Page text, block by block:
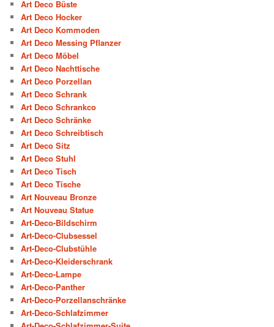
Art Deco Büste
Art Deco Hocker
Art Deco Kommoden
Art Deco Messing Pflanzer
Art Deco Möbel
Art Deco Nachttische
Art Deco Porzellan
Art Deco Schrank
Art Deco Schrankco
Art Deco Schränke
Art Deco Schreibtisch
Art Deco Sitz
Art Deco Stuhl
Art Deco Tisch
Art Deco Tische
Art Nouveau Bronze
Art Nouveau Statue
Art-Deco-Bildschirm
Art-Deco-Clubsessel
Art-Deco-Clubstühle
Art-Deco-Kleiderschrank
Art-Deco-Lampe
Art-Deco-Panther
Art-Deco-Porzellanschränke
Art-Deco-Schlafzimmer